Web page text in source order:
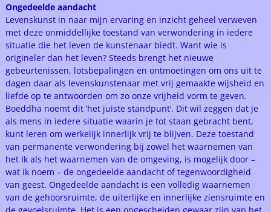
Ongedeelde aandacht
Levenskunst in naar mijn ervaring en inzicht geheel verweven
met deze onmiddellijke toestand van verwondering in iedere
situatie die het leven de kunstenaar biedt. Want wie is
origineler dan het leven? Steeds brengt het nieuwe
gebeurtenissen, lotsbepalingen en ontmoetingen om ons uit te
dagen daar als levenskunstenaar met vrij gemaakte wijsheid en
liefde op te antwoorden om zo onze vrijheid vorm te geven.
Boeddha noemt dit ‘het juiste standpunt’. Dit wil zeggen dat je
als mens in iedere situatie waarin je tot staan gebracht bent,
kunt leren om werkelijk innerlijk vrij te blijven. Deze toestand
van permanente verwondering bij zowel het waarnemen van
het Ik als het waarnemen van de omgeving, is mogelijk door –
wat ik noem – de ongedeelde aandacht of tegenwoordigheid
van geest. Ongedeelde aandacht is een volledig waarnemen
van de gehoorsruimte, de uiterlijke en innerlijke ziensruimte en